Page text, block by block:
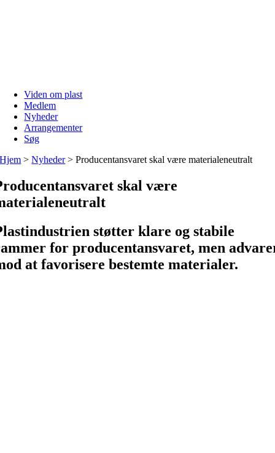
Viden om plast
Medlem
Nyheder
Arrangementer
Søg
Hjem >Nyheder>Producentansvaret skal være materialeneutralt
skal være
støtter klare og stabile
for producentansvaret, men
at favorisere bestemte materialer.